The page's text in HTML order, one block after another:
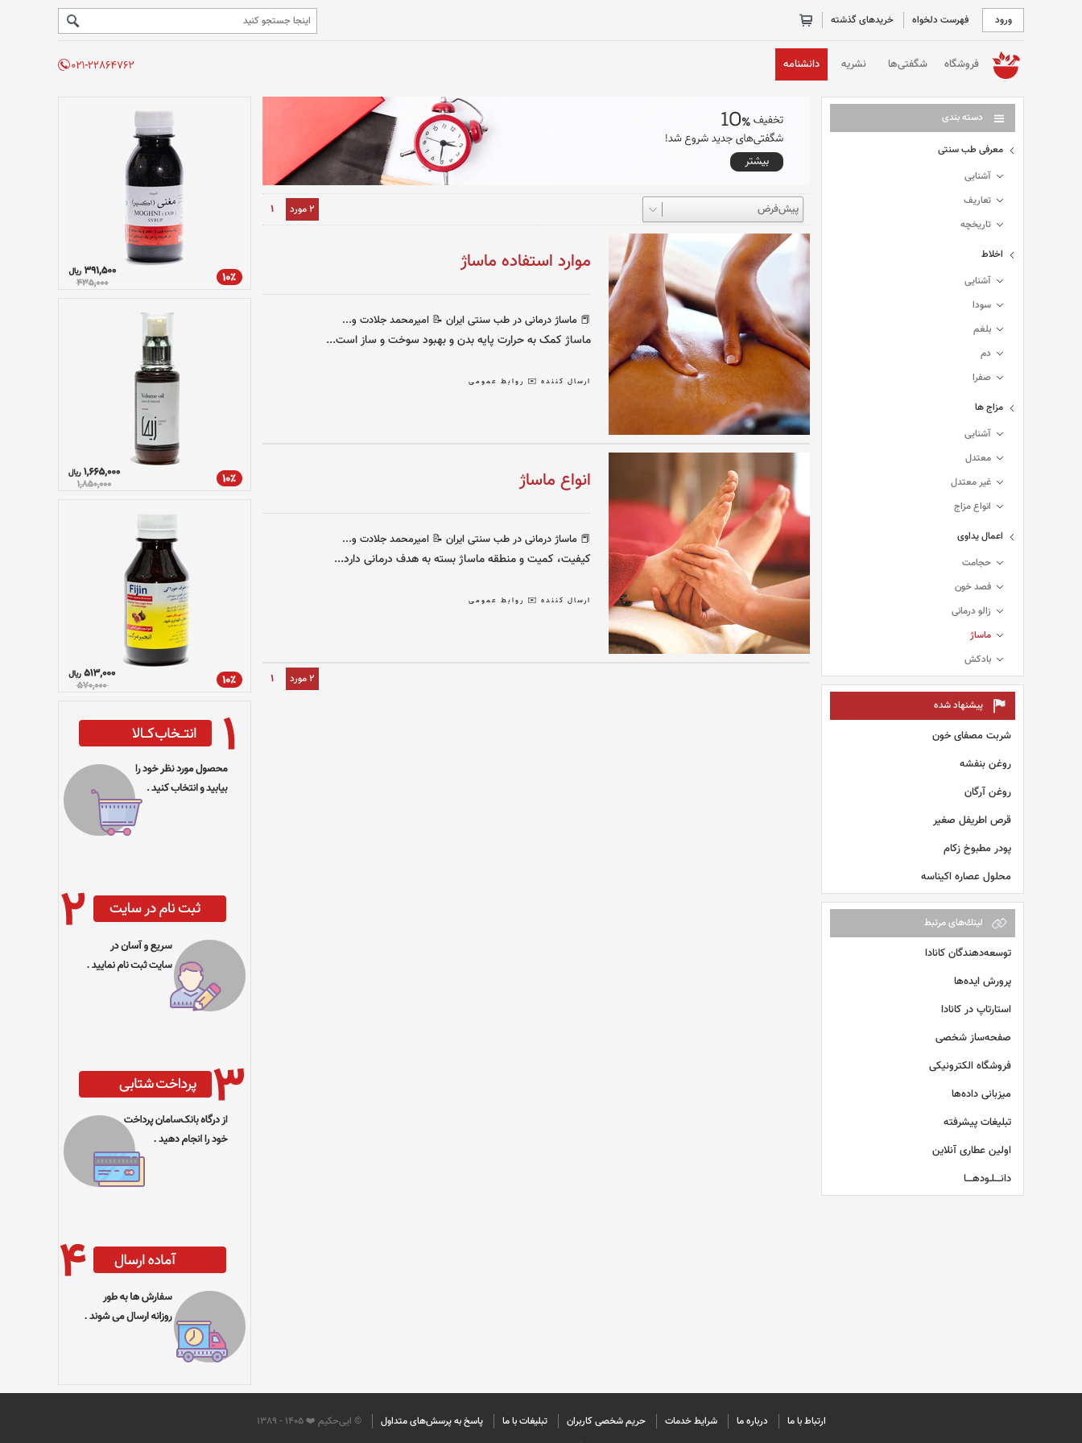
ورود فهرست دلخواه خریدهای گذشته
خانه فروشگاه شگفتی‌ها نشریه دانشنامه
دسته بندی
معرفی طب سنتی
آشنایی
تعاریف
تاریخچه
اخلاط
آشنایی
سودا
بلغم
دم
صفرا
مزاج ها
آشنایی
معتدل
غیر معتدل
انواع مزاج
اعمال یداوی
حجامت
فصد خون
زالو درمانی
ماساژ
بادکش
پیشنهاد شده
شربت مصفای خون
روغن بنفشه
روغن آرگان
قرص اطریفل صغیر
پودر مطبوخ زکام
محلول عصاره اکیناسه
لينك‌های مرتبط
توسعه‌دهندگان کانادا
پرورش ایده‌ها
استارتاپ در کانادا
صفحه‌ساز شخصی
فروشگاه الکترونیکی
میزبانی داده‌ها
تبلیغات پیشرفته
اولین عطاری آنلاین
دانــــلـودهــــا
2 مورد 1
موارد استفاده ماساژ
📕 ماساژ درمانی در طب سنتی ایران 📝 امیرمحمد جلادت و...
ماساژ کمک به حرارت پایه بدن و بهبود سوخت و ساز است...
ارسال کننده ✉️ روابط عمومی
انواع ماساژ
📕 ماساژ درمانی در طب سنتی ایران 📝 امیرمحمد جلادت و...
کیفیت، کمیت و منطقه ماساژ بسته به هدف درمانی دارد...
ارسال کننده ✉️ روابط عمومی
2 مورد 1
ارتباط با ما درباره ما شرایط خدمات حريم شخصی كاربران تبليغات با ما پاسخ به پرسش‌های متداول
© ایی‌حکیم ❤️ 1405 - 1389